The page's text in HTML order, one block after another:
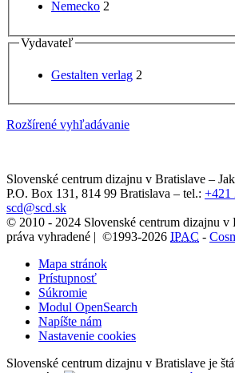
Nemecko 2
Vydavateľ
Gestalten verlag 2
Rozšírené vyhľadávanie
Slovenské centrum dizajnu v Bratislave –
P.O. Box 131, 814 99 Bratislava – tel.: +421
scd@scd.sk
© 2010 - 2024 Slovenské centrum dizajnu v
práva vyhradené | ©1993-2026 IPAC -
Mapa stránok
Prístupnosť
Súkromie
Modul OpenSearch
Napíšte nám
Nastavenie cookies
Slovenské centrum dizajnu v Bratislave je